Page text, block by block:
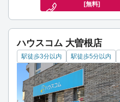
[無料]
ハウスコム 大曽根店
駅徒歩3分以内 駅徒歩5分以内